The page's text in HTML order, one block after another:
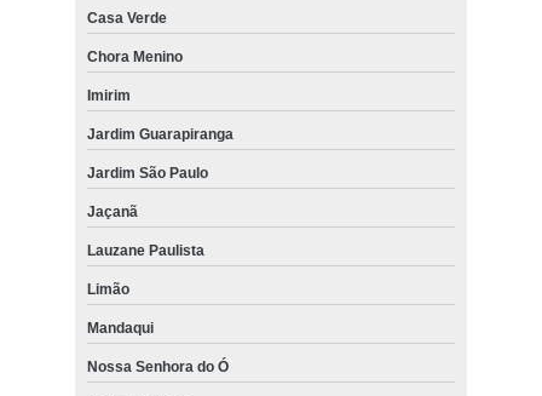
Casa Verde
Chora Menino
Imirim
Jardim Guarapiranga
Jardim São Paulo
Jaçanã
Lauzane Paulista
Limão
Mandaqui
Nossa Senhora do Ó